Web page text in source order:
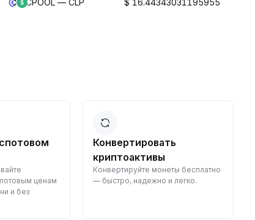
CPOOL — CLP $ 16.44343031195955
монеты бесплатно
и легко.
Зарабатывать пассивный
доход в криптовалюте
Зарабатывайте награды пассивно
— просто внесите средства и